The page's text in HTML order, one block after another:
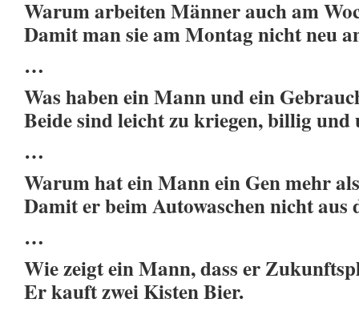
Warum arbeiten Männer auch am
Damit man sie am Montag nicht neu
…
Was haben ein Mann und ein
Beide sind leicht zu kriegen, billig und
…
Warum hat ein Mann ein Gen mehr
Damit er beim Autowaschen nicht aus
…
Wie zeigt ein Mann, dass er
Er kauft zwei Kisten Bier.